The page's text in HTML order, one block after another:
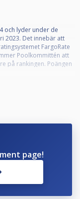
och lyder under de
2023. Det innebär att
FargoRate
Poolkommittén att
på rankingen. Poängen
nedan:
ratingen är Etablerad
lägg i matcher) att
page!